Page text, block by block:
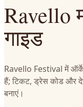
Ravello
गाइड
Ravello Festival में
हैं; टिकट, ड्रेस कोड और
बनाएं।